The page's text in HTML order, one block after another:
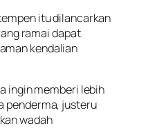
itu dilancarkan
ramai dapat
kendalian
ingin memberi lebih
penderma, justeru
wadah